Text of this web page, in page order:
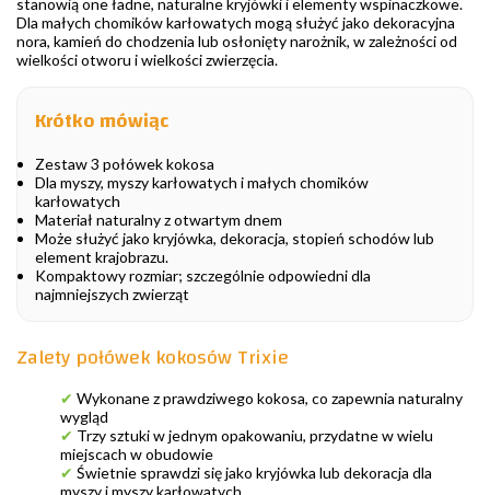
Dla małych chomików karłowatych mogą służyć jako dekoracyjna
nora, kamień do chodzenia lub osłonięty narożnik, w zależności od
wielkości otworu i wielkości zwierzęcia.
Krótko mówiąc
Zestaw 3 połówek kokosa
Dla myszy, myszy karłowatych i małych chomików
karłowatych
Materiał naturalny z otwartym dnem
Może służyć jako kryjówka, dekoracja, stopień schodów lub
element krajobrazu.
Kompaktowy rozmiar; szczególnie odpowiedni dla
najmniejszych zwierząt
Zalety połówek kokosów Trixie
✔ Wykonane z prawdziwego kokosa, co zapewnia naturalny
wygląd
✔ Trzy sztuki w jednym opakowaniu, przydatne w wielu
miejscach w obudowie
✔ Świetnie sprawdzi się jako kryjówka lub dekoracja dla
myszy i myszy karłowatych